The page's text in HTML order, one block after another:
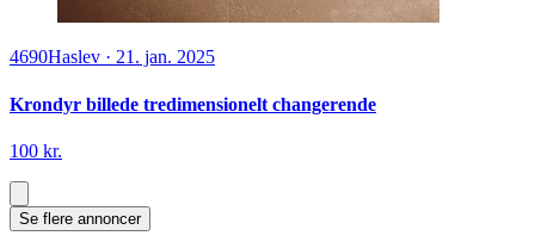
4690Haslev · 21. jan. 2025
Krondyr billede tredimensionelt changerende
100 kr.
Se flere annoncer